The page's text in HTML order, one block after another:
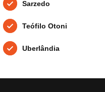
Sarzedo
Teófilo Otoni
Uberlândia